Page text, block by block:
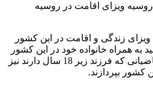
ویزای اقامت در روسیه
ویزای زندگی و اقامت در این کشور
به همراه خانواده خود در این کشور
زندگی کنید. علاوه بر این متقاضیانی که فرزند زیر 18 سال دارند نیز
کشور بپردازند.